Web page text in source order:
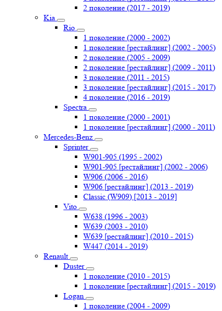
2 поколение (2017 - 2019)
Kia
Rio
1 поколение (2000 - 2002)
1 поколение [рестайлинг] (2002 - 2005)
2 поколение (2005 - 2009)
2 поколение [рестайлинг] (2009 - 2011)
3 поколение (2011 - 2015)
3 поколение [рестайлинг] (2015 - 2017)
4 поколение (2016 - 2019)
Spectra
1 поколение (2000 - 2001)
1 поколение [рестайлинг] (2000 - 2011)
Mercedes-Benz
Sprinter
W901-905 (1995 - 2002)
W901-905 [рестайлинг] (2002 - 2006)
W906 (2006 - 2016)
W906 [рестайлинг] (2013 - 2019)
Classic (W909) [2013 - 2019]
Vito
W638 (1996 - 2003)
W639 (2003 - 2010)
W639 [рестайлинг] (2010 - 2015)
W447 (2014 - 2019)
Renault
Duster
1 поколение (2010 - 2015)
1 поколение [рестайлинг] (2015 - 2019)
Logan
1 поколение (2004 - 2009)